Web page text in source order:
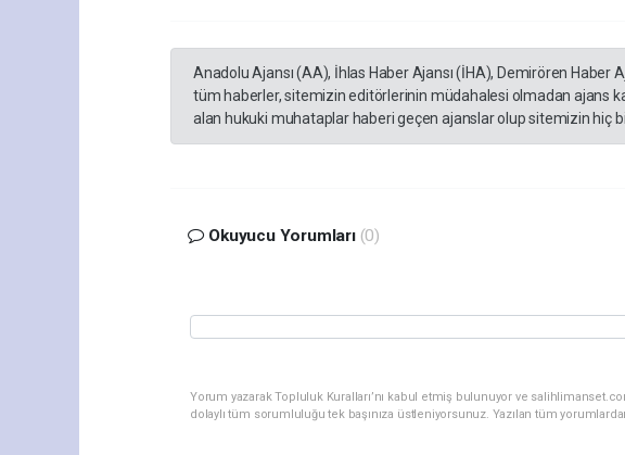
Anadolu Ajansı (AA), İhlas Haber Ajansı (İHA), Demirören Haber
tüm haberler, sitemizin editörlerinin müdahalesi olmadan ajans
alan hukuki muhataplar haberi geçen ajanslar olup sitemizin hiç
Okuyucu Yorumları (0)
Yorum yazarak Topluluk Kuralları’nı kabul etmiş bulunuyor ve
dolaylı tüm sorumluluğu tek başınıza üstleniyorsunuz. Yazılan tüm